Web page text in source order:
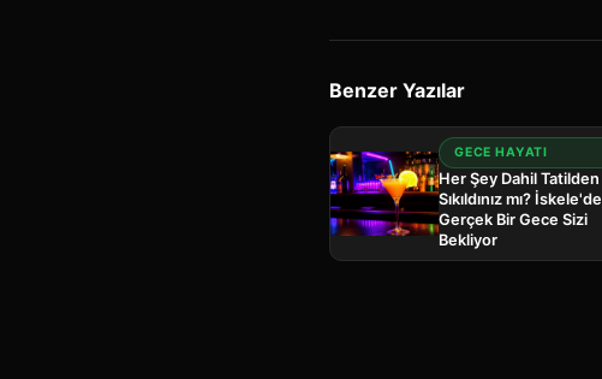
Benzer Yazılar
GECE HAYATI
Her Şey Dahil Tatilden
Sıkıldınız mı? İskele'de
Gerçek Bir Gece Sizi
Bekliyor